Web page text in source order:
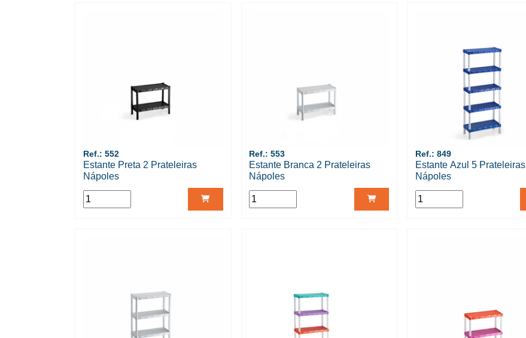
Ref.: 552
Estante Preta 2 Prateleiras
Nápoles
Ref.: 553
Estante Branca 2 Prateleiras
Nápoles
Ref.: 849
Estante Azul 5 Prateleiras
Nápoles